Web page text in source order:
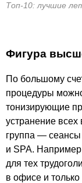
Топ-10: лучшие
Фигура
По большому
процедуры
тонизирующие
устранение
группа —
и SPA.
для тех
в офисе и только